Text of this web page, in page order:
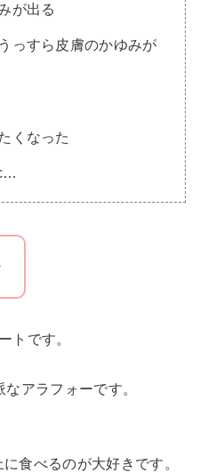
が出る
っすら皮膚のかゆみが
くなった
トです。
アラフォーです。
食べるのが大好きです。